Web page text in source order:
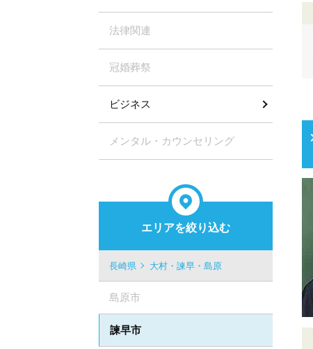
法律関連
冠婚葬祭
ビジネス
メンタル・カウンセリング
エリアを絞り込む
長崎県 大村・諫早・島原
島原市
諫早市